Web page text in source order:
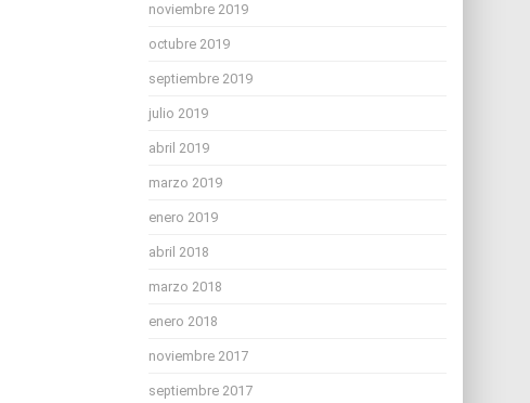
noviembre 2019
octubre 2019
septiembre 2019
julio 2019
abril 2019
marzo 2019
enero 2019
abril 2018
marzo 2018
enero 2018
noviembre 2017
septiembre 2017